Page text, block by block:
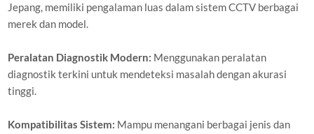
Jepang, memiliki pengalaman luas dalam sistem CCTV berbagai
merek dan model.
Peralatan Diagnostik Modern: Menggunakan peralatan
diagnostik terkini untuk mendeteksi masalah dengan akurasi
tinggi.
Kompatibilitas Sistem: Mampu menangani berbagai jenis dan